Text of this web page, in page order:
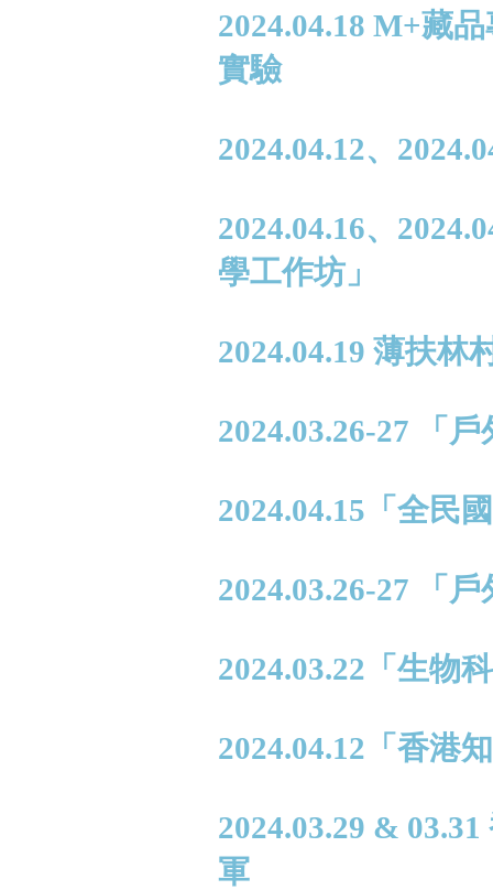
2024.04.18 M+藏
實驗
2024.04.12、
2024.04.16、
學工作坊」
2024.04.19 薄扶林
2024.03.26-27 「
2024.04.15「全民
2024.03.26-27 「
2024.03.22「生物
2024.04.12「香港
2024.03.29 &
軍